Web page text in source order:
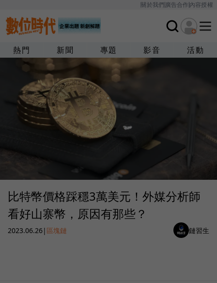
關於我們廣告合作內容授權
熱門 新聞 專題 影音 活動
比特幣價格踩穩3萬美元！外媒分析師
看好山寨幣，原因有那些？
2023.06.26| 區塊鏈 鏈習生